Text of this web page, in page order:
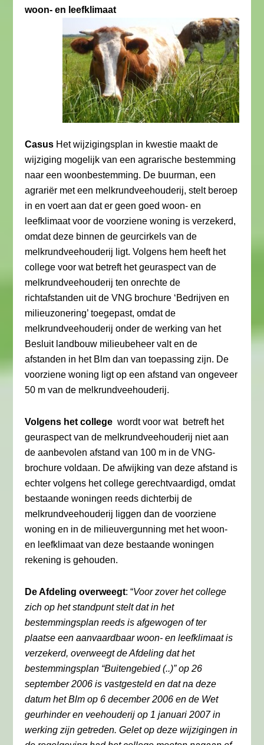
woon- en leefklimaat
Casus Het wijzigingsplan in kwestie maakt de
wijziging mogelijk van een agrarische bestemming
naar een woonbestemming. De buurman, een
agrariër met een melkrundveehouderij, stelt beroep
in en voert aan dat er geen goed woon- en
leefklimaat voor de voorziene woning is verzekerd,
omdat deze binnen de geurcirkels van de
melkrundveehouderij ligt. Volgens hem heeft het
college voor wat betreft het geuraspect van de
melkrundveehouderij ten onrechte de
richtafstanden uit de VNG brochure ‘Bedrijven en
milieuzonering’ toegepast, omdat de
melkrundveehouderij onder de werking van het
Besluit landbouw milieubeheer valt en de
afstanden in het Blm dan van toepassing zijn. De
voorziene woning ligt op een afstand van ongeveer
50 m van de melkrundveehouderij.
Volgens het college wordt voor wat betreft het
geuraspect van de melkrundveehouderij niet aan
de aanbevolen afstand van 100 m in de VNG-
brochure voldaan. De afwijking van deze afstand is
echter volgens het college gerechtvaardigd, omdat
bestaande woningen reeds dichterbij de
melkrundveehouderij liggen dan de voorziene
woning en in de milieuvergunning met het woon-
en leefklimaat van deze bestaande woningen
rekening is gehouden.
De Afdeling overweegt: “Voor zover het college
zich op het standpunt stelt dat in het
bestemmingsplan reeds is afgewogen of ter
plaatse een aanvaardbaar woon- en leefklimaat is
verzekerd, overweegt de Afdeling dat het
bestemmingsplan “Buitengebied (..)” op 26
september 2006 is vastgesteld en dat na deze
datum het Blm op 6 december 2006 en de Wet
geurhinder en veehouderij op 1 januari 2007 in
werking zijn getreden. Gelet op deze wijzigingen in